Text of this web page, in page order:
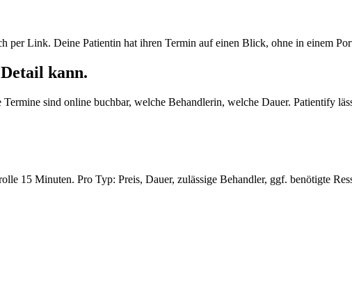
per Link. Deine Patientin hat ihren Termin auf einen Blick, ohne in einem
kann.
sind online buchbar, welche Behandlerin, welche Dauer. Patientify
15 Minuten. Pro Typ: Preis, Dauer, zulässige Behandler, ggf. benötigte